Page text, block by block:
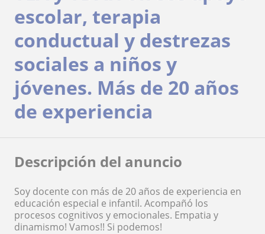
escolar, terapia
conductual y destrezas
sociales a niños y
jóvenes. Más de 20 años
de experiencia
Descripción del anuncio
Soy docente con más de 20 años de experiencia en
educación especial e infantil. Acompañó los
procesos cognitivos y emocionales. Empatia y
dinamismo! Vamos!! Si podemos!